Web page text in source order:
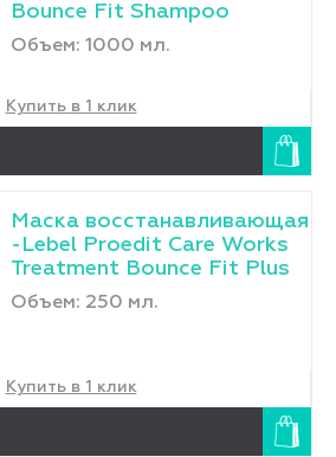
Bounce Fit Shampoo
Объем: 1000 мл.
Купить в 1 клик
Маска восстанавливающая
-Lebel Proedit Care Works
Treatment Bounce Fit Plus
Объем: 250 мл.
Купить в 1 клик